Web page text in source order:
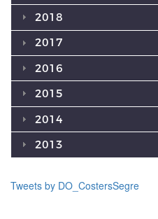
2018
2017
2016
2015
2014
2013
Tweets by DO_CostersSegre